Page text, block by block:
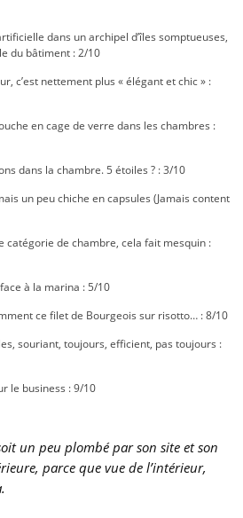
dans un archipel d’îles somptueuses,
du bâtiment : 2/10
c’est nettement plus « élégant et chic » :
en cage de verre dans les chambres :
dans la chambre. 5 étoiles ? : 3/10
un peu chiche en capsules (Jamais content
catégorie de chambre, cela fait mesquin :
à la marina : 5/10
ce filet de Bourgeois sur risotto… : 8/10
souriant, toujours, efficient, pas toujours :
le business : 9/10
un peu plombé par son site et son
parce que vue de l’intérieur,